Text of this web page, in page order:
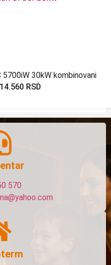
5700iW 30kW kombinovani
RSD
570